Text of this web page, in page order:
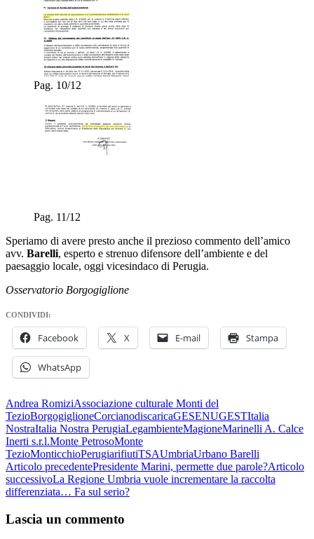
Pag. 10/12
Pag. 11/12
Speriamo di avere presto anche il prezioso commento dell’amico
avv. Barelli, esperto e strenuo difensore dell’ambiente e del
paesaggio locale, oggi vicesindaco di Perugia.
Osservatorio Borgogiglione
CONDIVIDI:
Facebook X E-mail Stampa
WhatsApp
Andrea RomiziAssociazione culturale Monti del
TezioBorgogiglioneCorcianodiscaricaGESENUGESTItalia
NostraItalia Nostra PerugiaLegambienteMagioneMarinelli A. Calce
Inerti s.r.l.Monte PetrosoMonte
TezioMonticchioPerugiarifiutiTSAUmbriaUrbano Barelli
Navigazione
articolo
Articolo precedentePresidente Marini, permette due parole?Articolo
successivoLa Regione Umbria vuole incrementare la raccolta
differenziata… Fa sul serio?
Lascia un commento